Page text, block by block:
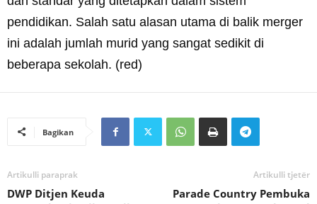
pendidikan. Salah satu alasan utama di balik merger
ini adalah jumlah murid yang sangat sedikit di
beberapa sekolah. (red)
Bagikan
Artikulli paraprak
DWP Ditjen Keuda
Artikulli tjetër
Parade Country Pembuka